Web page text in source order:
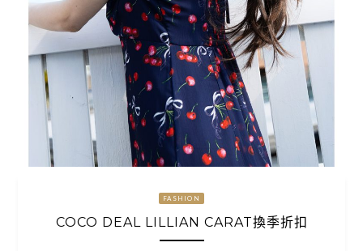
FASHION
COCO DEAL LILLIAN CARAT換季折扣